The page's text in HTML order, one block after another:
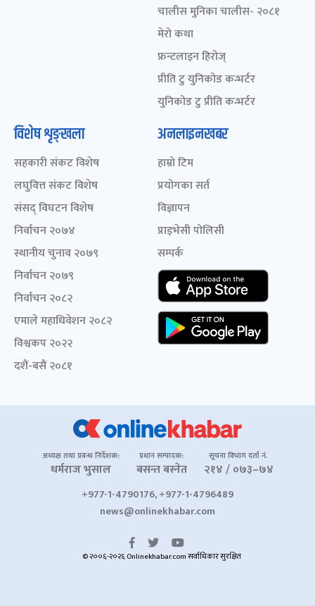
चालीस मुनिका चालीस- २०८१
मेरो कथा
फ्रन्टलाइन हिरोज्
प्रीति टु युनिकोड कन्भर्टर
युनिकोड टु प्रीति कन्भर्टर
विशेष शृङ्खला
सहकारी संकट विशेष
लघुवित्त संकट विशेष
संसद् विघटन विशेष
निर्वाचन २०७४
स्थानीय चुनाव २०७९
निर्वाचन २०७९
निर्वाचन २०८२
एमाले महाधिवेशन २०८२
विश्वकप २०२२
दशैं-बसैं २०८१
अनलाइनखबर
हाम्रो टिम
प्रयोगका सर्त
विज्ञापन
प्राइभेसी पोलिसी
सम्पर्क
अध्यक्ष तथा प्रबन्ध निर्देशक:
धर्मराज भुसाल
प्रधान सम्पादक:
बसन्त बस्नेत
सूचना विभाग दर्ता नं.
२१४ / ०७३–७४
+977-1-4790176, +977-1-4796489
news@onlinekhabar.com
© २००६-२०२६ Onlinekhabar.com सर्वाधिकार सुरक्षित